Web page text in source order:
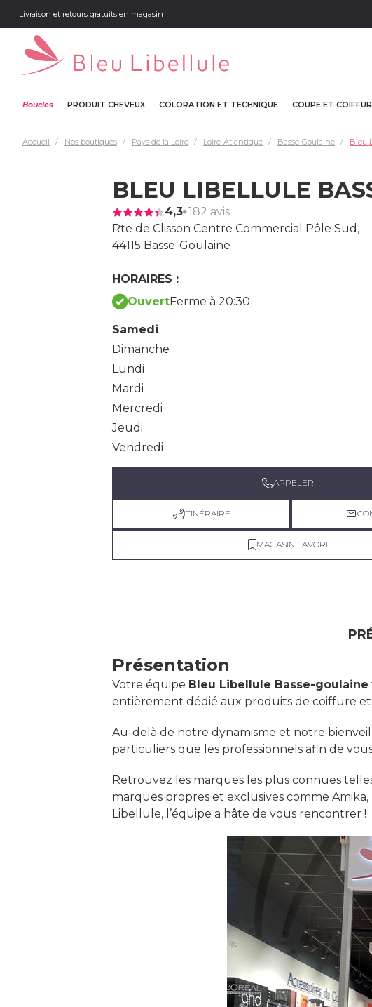
Livraison et retours gratuits en magasin
Boucles PRODUIT CHEVEUX COLORATION ET TECHNIQUE COUPE ET
Accueil Nos boutiques Pays de la Loire Loire-Atlantique Basse-Goulaine Bleu
BLEU LIBELLULE
4,3 182 avis
Rte de Clisson Centre Commercial Pôle Sud,
44115 Basse-Goulaine
HORAIRES :
OuvertFerme à 20:30
Samedi
Dimanche
Lundi
Mardi
Mercredi
Jeudi
Vendredi
APPELER
ITINÉRAIRE
MAGASIN FAVORI
Présentation
Votre équipe Bleu Libellule Basse-goulaine
entièrement dédié aux produits de coiffure et
Au-delà de notre dynamisme et notre
particuliers que les professionnels afin de
Retrouvez les marques les plus connues
marques propres et exclusives comme
Libellule, l’équipe a hâte de vous rencontrer !